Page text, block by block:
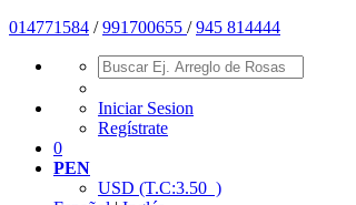
014771584 /991700655 /945 814444
Iniciar Sesion
Regístrate
0
PEN
USD (T.C:3.50 )